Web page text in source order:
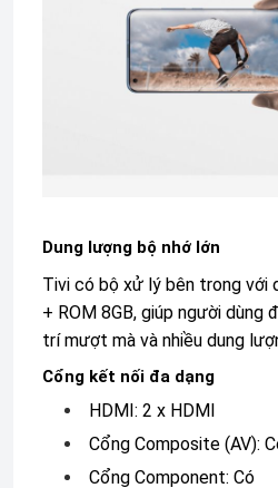
Dung lượng bộ nhớ lớn
Tivi có bộ xử lý bên trong với
+ ROM 8GB, giúp người dùng
trí mượt mà và nhiều dung
Cổng kết nối đa dạng
HDMI: 2 x HDMI
Cổng Composite (AV):
Cổng Component: Có